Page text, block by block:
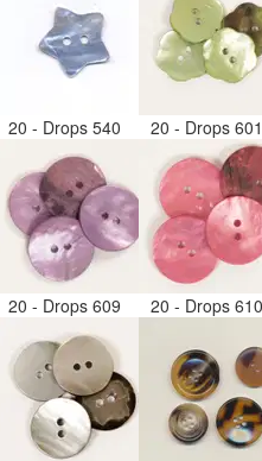
20 - Drops 540 20 - Drops
20 - Drops 609 20 - Drops